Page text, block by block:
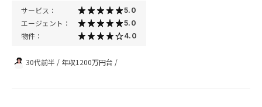
サービス： 5.0
エージェント： 5.0
物件： 4.0
30代前半 / 年収1200万円台 /